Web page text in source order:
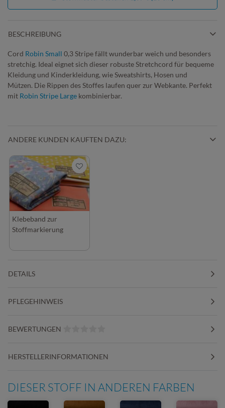
BESCHREIBUNG
Cord Robin Small 0,3 Stripe fällt wunderbar weich und besonders
stretchig. Ideal eignet sich dieser robuste Stretchcord für bequeme
Kleidung und Kinderkleidung, wie Sweatshirts, Hosen und
Mützen. Die Rippen des Stoffes laufen quer zur Webkante. Perfekt
mit Robin Stripe Large kombinierbar.
ANDERE KUNDEN KAUFTEN DAZU:
Klebeband zur
Stoffmarkierung
DETAILS
PFLEGEHINWEIS
BEWERTUNGEN
HERSTELLERINFORMATIONEN
DIESER STOFF IN ANDEREN FARBEN